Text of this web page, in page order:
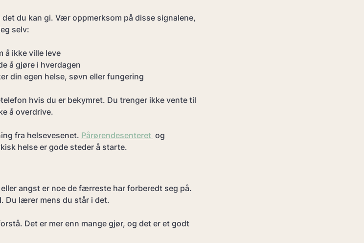
du kan gi. Vær oppmerksom på disse signalene,
selv:
å ikke ville leve
å gjøre i hverdagen
din egen helse, søvn eller fungering
hvis du er bekymret. Du trenger ikke vente til
å overdrive.
fra helsevesenet. Pårørendesenteret og
helse er gode steder å starte.
angst er noe de færreste har forberedt seg på.
Du lærer mens du står i det.
Det er mer enn mange gjør, og det er et godt